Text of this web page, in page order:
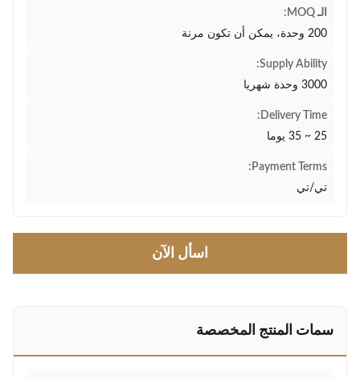
الـ MOQ:
200 وحدة، يمكن أن تكون مرنة
Supply Ability:
3000 وحدة شهريا
Delivery Time:
25 ~ 35 يوما
Payment Terms:
تي/تي
اسأل الآن
سمات المنتج المخصصة